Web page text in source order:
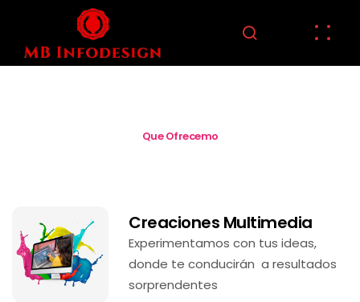
Que Ofrecemo
Creaciones Multimedia
Experimentamos con tus ideas,
donde te conducirán a resultados
sorprendentes